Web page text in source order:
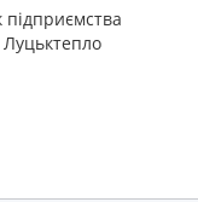
підприємства